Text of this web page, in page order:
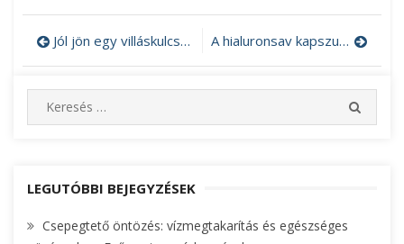
Bejegyzés
navigáció
Jól jön egy villáskulcs készlet A hialuronsav kapszula támogatja a nőket
e
c
f
E
LEGUTÓBBI BEJEGYZÉSEK
Csepegtető öntözés: vízmegtakarítás és egészséges